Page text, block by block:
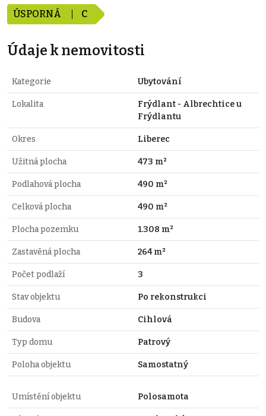
ÚSPORNÁ C
Údaje k nemovitosti
Kategorie Ubytování
Lokalita
Frýdlant - Albrechtice u
Frýdlantu
Okres Liberec
Užitná plocha 473 m²
Podlahová plocha 490 m²
Celková plocha 490 m²
Plocha pozemku 1.308 m²
Zastavěná plocha 264 m²
Počet podlaží 3
Stav objektu Po rekonstrukci
Budova Cihlová
Typ domu Patrový
Poloha objektu Samostatný
Umístění objektu Polosamota